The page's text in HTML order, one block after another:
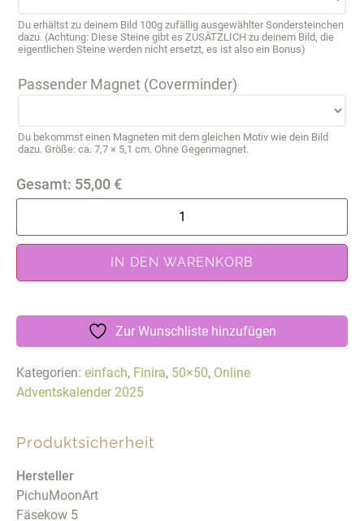
Du erhältst zu deinem Bild 100g zufällig ausgewählter Sondersteinchen
dazu. (Achtung: Diese Steine gibt es ZUSÄTZLICH zu deinem Bild, die
eigentlichen Steine werden nicht ersetzt, es ist also ein Bonus)
Passender Magnet (Coverminder)
Du bekommst einen Magneten mit dem gleichen Motiv wie dein Bild
dazu. Größe: ca. 7,7 × 5,1 cm. Ohne Gegenmagnet.
Gesamt: 55,00 €
IN DEN WARENKORB
Zur Wunschliste hinzufügen
Kategorien: einfach, Finira, 50×50, Online
Adventskalender 2025
Produktsicherheit
Hersteller
PichuMoonArt
Fäsekow 5